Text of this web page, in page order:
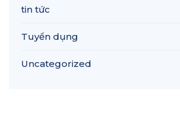
tin tức
Tuyển dụng
Uncategorized